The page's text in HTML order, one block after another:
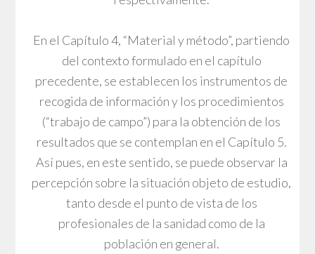
En el Capítulo 4, “Material y método”, partiendo
del contexto formulado en el capítulo
precedente, se establecen los instrumentos de
recogida de información y los procedimientos
(“trabajo de campo”) para la obtención de los
resultados que se contemplan en el Capítulo 5.
Así pues, en este sentido, se puede observar la
percepción sobre la situación objeto de estudio,
tanto desde el punto de vista de los
profesionales de la sanidad como de la
población en general.